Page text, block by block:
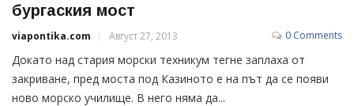
бургаския мост
viapontika.com Август 27, 2013 0 Comments
Докато над стария морски техникум тегне заплаха от
закриване, пред моста под Казиното е на път да се появи
ново морско училище. В него няма да...